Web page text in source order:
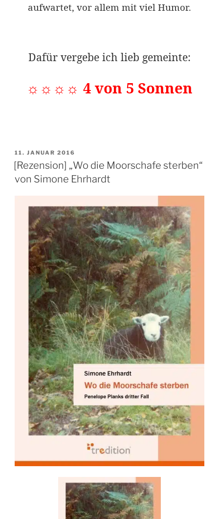
aufwartet, vor allem mit viel Humor.
Dafür vergebe ich lieb gemeinte:
☼☼☼☼ 4 von 5 Sonnen
VERÖFFENTLICHT
AM
11. JANUAR 2016
[Rezension] „Wo die Moorschafe sterben“
von Simone Ehrhardt